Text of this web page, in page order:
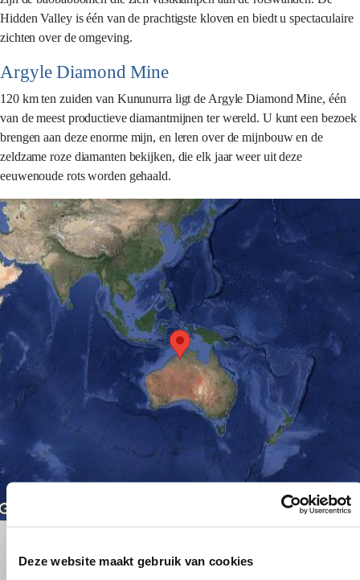
Deze website maakt gebruik van cookies
Hidden Valley is één van de prachtigste kloven en biedt u spectaculaire
zichten over de omgeving.
Argyle Diamond Mine
120 km ten zuiden van Kununurra ligt de Argyle Diamond Mine, één
van de meest productieve diamantmijnen ter wereld. U kunt een bezoek
brengen aan deze enorme mijn, en leren over de mijnbouw en de
zeldzame roze diamanten bekijken, die elk jaar weer uit deze
eeuwenoude rots worden gehaald.
De afbeelding kan auteursrechtelijk beschermd zijn